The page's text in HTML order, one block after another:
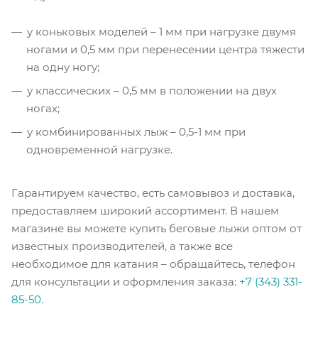
у коньковых моделей – 1 мм при нагрузке двумя
ногами и 0,5 мм при перенесении центра тяжести
на одну ногу;
у классических – 0,5 мм в положении на двух
ногах;
у комбинированных лыж – 0,5-1 мм при
одновременной нагрузке.
Гарантируем качество, есть самовывоз и доставка,
предоставляем широкий ассортимент. В нашем
магазине вы можете купить беговые лыжи оптом от
известных производителей, а также все
необходимое для катания – обращайтесь, телефон
для консультации и оформления заказа: +7 (343) 331-
85-50.